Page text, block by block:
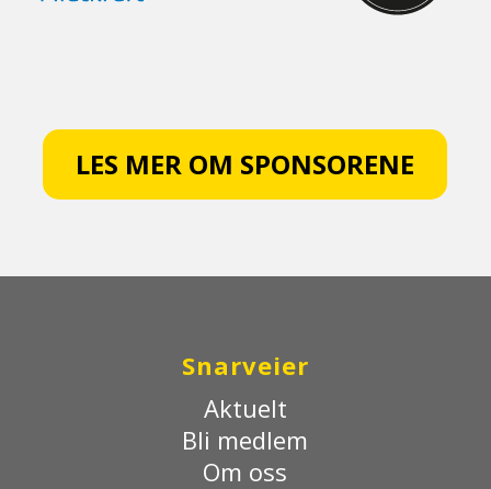
LES MER OM SPONSORENE
Snarveier
Aktuelt
Bli medlem
Om oss